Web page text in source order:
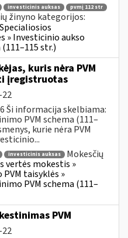
investicinis auksas
pvmį 112 str
žinyno kategorijos:
» Investicinio aukso
str.)
kuris nėra PVM
įregistruotas
Ši informacija skelbiama:
PVM schema (111–
kurie nėra PVM
investicinis auksas
Mokesčių
vertės mokestis »
taisyklės »
PVM schema (111–
PVM